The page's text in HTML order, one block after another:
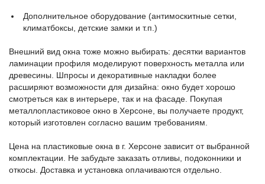
Дополнительное оборудование (антимоскитные сетки,
климатбоксы, детские замки и т.п.)
Внешний вид окна тоже можно выбирать: десятки вариантов
ламинации профиля моделируют поверхность металла или
древесины. Шпросы и декоративные накладки более
расширяют возможности для дизайна: окно будет хорошо
смотреться как в интерьере, так и на фасаде. Покупая
металлопластиковое окно в Херсоне, вы получаете продукт,
который изготовлен согласно вашим требованиям.
Цена на пластиковые окна в г. Херсоне зависит от выбранной
комплектации. Не забудьте заказать отливы, подоконники и
откосы. Доставка и установка оплачиваются отдельно.